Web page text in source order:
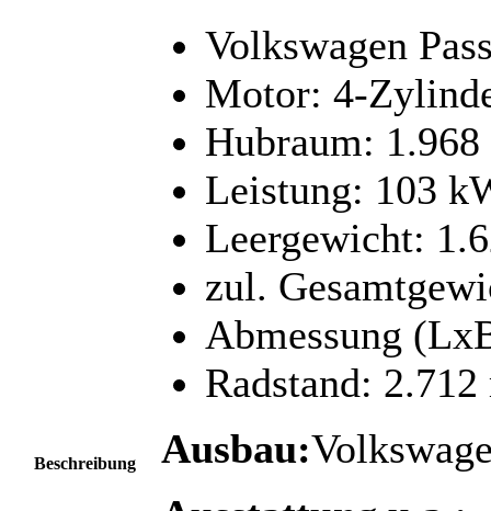
Beschreibung
Volkswagen
Motor: 4-
Hubraum: 1.968
Leistung: 103
Leergewicht:
zul.
Abmessung
Radstand:
Ausbau: